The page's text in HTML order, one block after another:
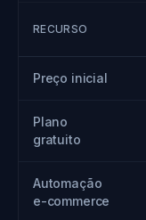
RECURSO
Preço inicial
Plano
gratuito
Automação
e-commerce